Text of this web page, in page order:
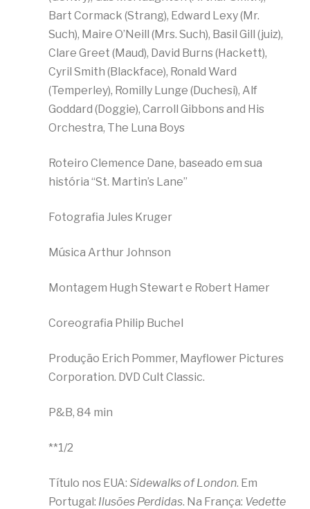
Bart Cormack (Strang), Edward Lexy (Mr.
Such), Maire O’Neill (Mrs. Such), Basil Gill (juiz),
Clare Greet (Maud), David Burns (Hackett),
Cyril Smith (Blackface), Ronald Ward
(Temperley), Romilly Lunge (Duchesi), Alf
Goddard (Doggie), Carroll Gibbons and His
Orchestra, The Luna Boys
Roteiro Clemence Dane, baseado em sua
história “St. Martin’s Lane”
Fotografia Jules Kruger
Música Arthur Johnson
Montagem Hugh Stewart e Robert Hamer
Coreografia Philip Buchel
Produção Erich Pommer, Mayflower Pictures
Corporation. DVD Cult Classic.
P&B, 84 min
**1/2
Título nos EUA: Sidewalks of London. Em
Portugal: Ilusões Perdidas. Na França: Vedette